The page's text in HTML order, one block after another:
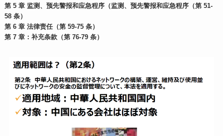
第 5 章 监测、预先警报和应急程序（监测、预先警报和应急程序（第 51-
58 条）
第 6 章 法律责任（第 59-75 条）
第 7 章：补充条款（第 76-79 条）